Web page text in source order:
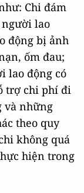
Chi đám
lao
động bị ảnh
ốm đau;
lao động có
trợ chi phí đi
và những
theo quy
không quá
hiện trong